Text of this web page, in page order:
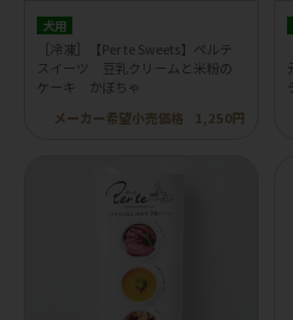
犬用
［冷凍］【Per te Sweets】ペルテ
スイーツ 豆乳クリームと米粉の
ケーキ かぼちゃ
メーカー希望小売価格
1,250円